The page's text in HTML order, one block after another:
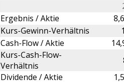
Ergebnis / Aktie
Kurs-Gewinn-Verhältnis
Cash-Flow / Aktie
Kurs-Cash-Flow-
Verhältnis
Dividende / Aktie